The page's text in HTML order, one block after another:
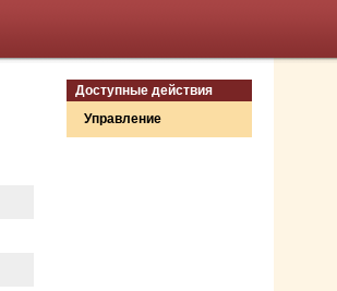
Доступные действия
Управление